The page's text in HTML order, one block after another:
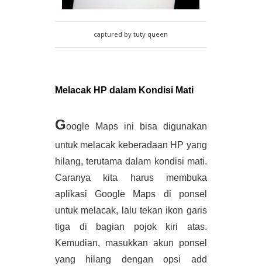
captured by tuty queen
Melacak HP dalam Kondisi Mati
Google Maps ini bisa digunakan
untuk melacak keberadaan HP yang
hilang, terutama dalam kondisi mati.
Caranya kita harus membuka
aplikasi Google Maps di ponsel
untuk melacak, lalu tekan ikon garis
tiga di bagian pojok kiri atas.
Kemudian, masukkan akun ponsel
yang hilang dengan opsi add